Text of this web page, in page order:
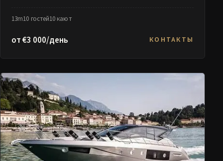
13m10 гостей10 кают
от €3 000/день КОНТАКТЫ